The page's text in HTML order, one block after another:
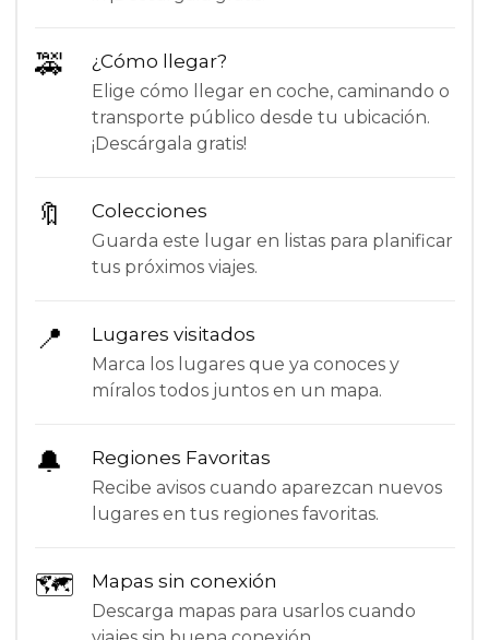
🚕 ¿Cómo llegar?
Elige cómo llegar en coche, caminando o
transporte público desde tu ubicación.
¡Descárgala gratis!
🔖 Colecciones
Guarda este lugar en listas para planificar
tus próximos viajes.
📍 Lugares visitados
Marca los lugares que ya conoces y
míralos todos juntos en un mapa.
🔔 Regiones Favoritas
Recibe avisos cuando aparezcan nuevos
lugares en tus regiones favoritas.
🗺 Mapas sin conexión
Descarga mapas para usarlos cuando